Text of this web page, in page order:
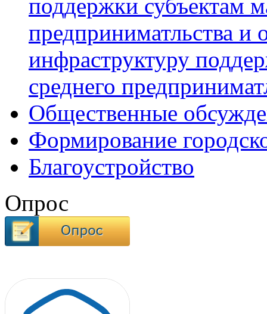
поддержки субъектам
предприниматльства
инфраструктуру
среднего
Общественные
Формирование
Благоустройство
Опрос